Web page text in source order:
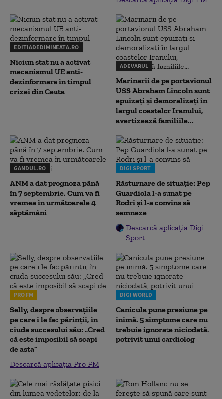
EDITIADEDIMINEATA.RO
Niciun stat nu a activat
mecanismul UE anti-
dezinformare în timpul
crizei din Ceuta
ADEVARUL
Marinarii de pe portavionul
USS Abraham Lincoln sunt
epuizați și demoralizați în
largul coastelor Iranului,
avertizează familiile...
GANDUL.RO
ANM a dat prognoza până
în 7 septembrie. Cum va fi
vremea în următoarele 4
săptămâni
DIGI SPORT
Răsturnare de situație: Pep
Guardiola l-a sunat pe
Rodri și l-a convins să
semneze
Descarcă aplicația Digi
Sport
PRO FM
Selly, despre observațiile
pe care i le fac părinții, în
ciuda succesului său: „Cred
că este imposibil să scapi
de asta”
Descarcă aplicația Pro FM
DIGI WORLD
Canicula pune presiune pe
inimă. 5 simptome care nu
trebuie ignorate niciodată,
potrivit unui cardiolog